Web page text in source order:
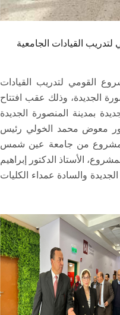
القيادات الجامعية
القومي لتدريب القيادات
الجديدة، وذلك عقب افتتاح
بمدينة المنصورة الجديدة
معوض محمد الخولي رئيس
المشروع من جامعة عين شمس
الأستاذ الدكتور إبراهيم
والسادة عمداء الكليات